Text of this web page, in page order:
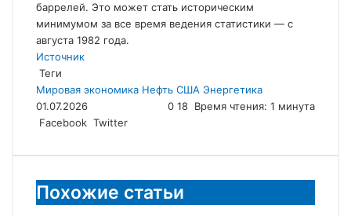
баррелей. Это может стать историческим
минимумом за все время ведения статистики — с
августа 1982 года.
Источник
Теги
Мировая экономика Нефть США Энергетика
01.07.2026
0 18 Время чтения: 1 минута
Facebook Twitter
электронную
Похожие статьи